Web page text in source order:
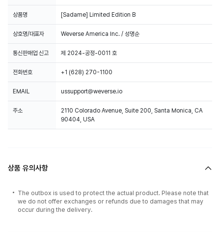
상품명 [Sadame] Limited Edition B
상호명/대표자 Weverse America Inc. / 성명순
통신판매업 신고 제 2024-공정-0011 호
전화번호 +1 (628) 270-1100
EMAIL ussupport@weverse.io
주소
2110 Colorado Avenue, Suite 200, Santa Monica, CA
90404, USA
상품 유의사항
The outbox is used to protect the actual product. Please note that
we do not offer exchanges or refunds due to damages that may
occur during the delivery.